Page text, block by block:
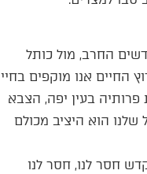
החרב, מול כותל
החיים אנו מוקפים בחיי
פרותיה בעין יפה, הצבא
הוא היציב מכולם
חסר לנו, חסר לנו